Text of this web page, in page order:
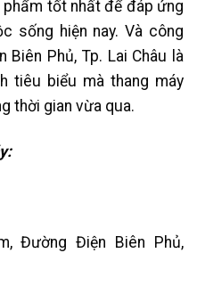
phẩm tốt nhất để đáp ứng
sống hiện nay. Và công
Phủ, Tp. Lai Châu là
tiêu biểu mà thang máy
thời gian vừa qua.
Đường Điện Biên Phủ,